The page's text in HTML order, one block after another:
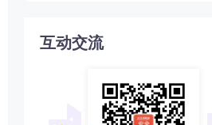
互动交流